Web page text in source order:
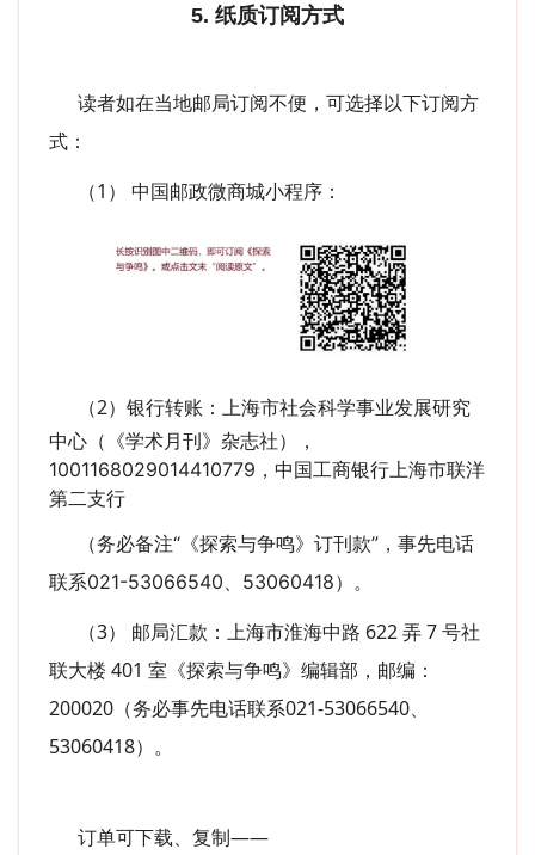
5. 纸质订阅方式
读者如在当地邮局订阅不便，可选择以下订阅方
式：
（1） 中国邮政微商城小程序：
（2）银行转账： 上海市社会科学事业发展研究
中心（《学术月刊》杂志社）
，
1001168029014410779， 中国工商银行上海市联洋
第二支行
（务必备注“《探索与争鸣》订刊款”， 事先电话
联系021-53066540、53060418）。
（3） 邮局汇款：上海市淮海中路 622 弄 7 号社
联大楼 401 室《探索与争鸣》编辑部，邮编：
200020（务必事先电话联系021-53066540、
53060418）。
订单可下载、复制——